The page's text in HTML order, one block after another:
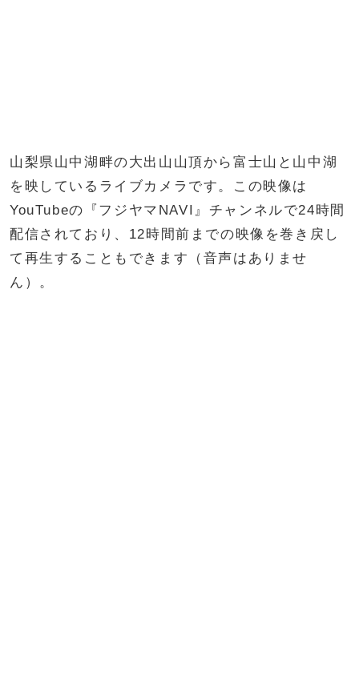
山梨県山中湖畔の大出山山頂から富士山と山中湖
を映しているライブカメラです。この映像は
YouTubeの『フジヤマNAVI』チャンネルで24時間
配信されており、12時間前までの映像を巻き戻し
て再生することもできます（音声はありませ
ん）。